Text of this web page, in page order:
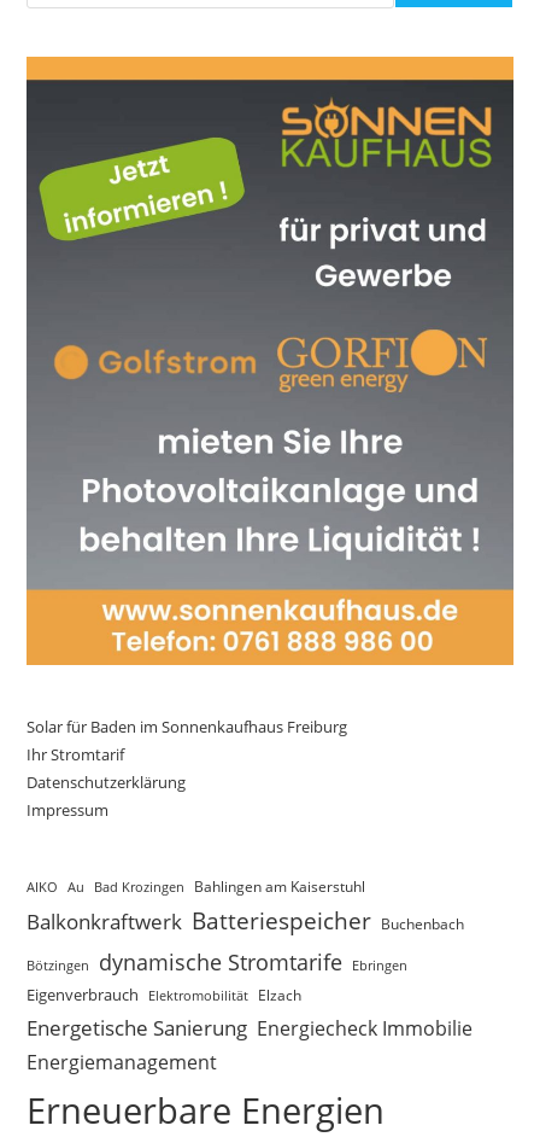
Solar für Baden im Sonnenkaufhaus Freiburg
Ihr Stromtarif
Datenschutzerklärung
Impressum
AIKO Au Bad Krozingen Bahlingen am Kaiserstuhl
Balkonkraftwerk Batteriespeicher Buchenbach
Bötzingen dynamische Stromtarife Ebringen
Eigenverbrauch Elektromobilität Elzach
Energetische Sanierung Energiecheck Immobilie
Energiemanagement
Erneuerbare Energien